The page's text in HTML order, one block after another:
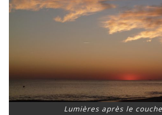
Lumières après le